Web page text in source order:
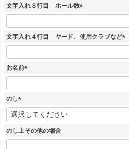
須
)
文字入れ３行目 ホール数
(
必
須
)
文字入れ４行目 ヤード、使用クラブなど
(
必
)
お名前
(
必
)
のし
(
必
須
のし上その他の場合